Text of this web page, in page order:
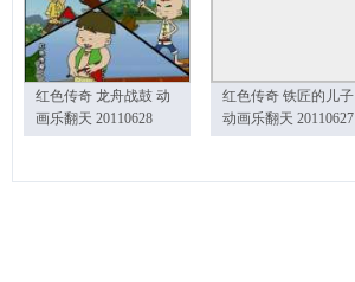
红色传奇 龙舟战鼓 动
画乐翻天 20110628
红色传奇 铁匠的儿子
动画乐翻天 20110627